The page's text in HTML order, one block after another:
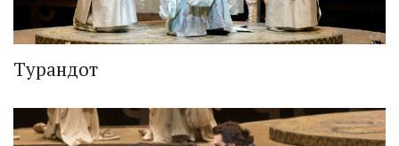
Турандот